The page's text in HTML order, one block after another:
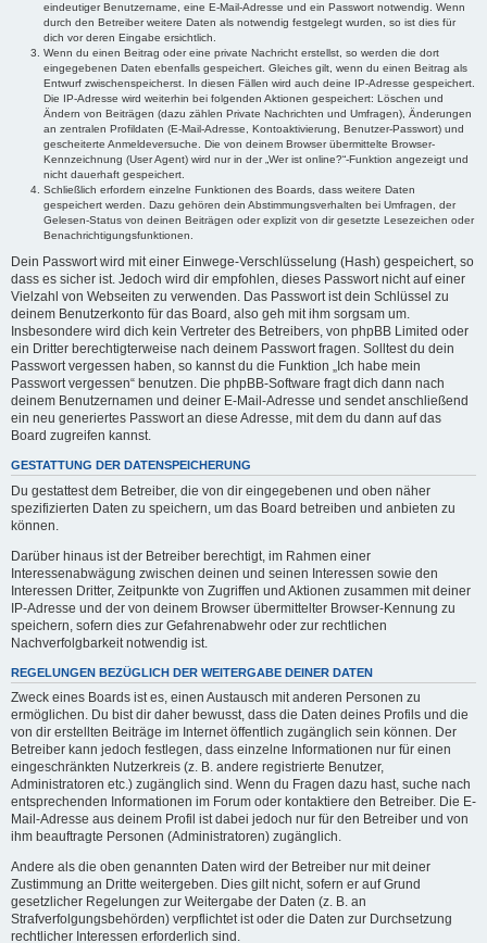
eindeutiger Benutzername, eine E-Mail-Adresse und ein Passwort notwendig. Wenn
durch den Betreiber weitere Daten als notwendig festgelegt wurden, so ist dies für
dich vor deren Eingabe ersichtlich.
Wenn du einen Beitrag oder eine private Nachricht erstellst, so werden die dort
eingegebenen Daten ebenfalls gespeichert. Gleiches gilt, wenn du einen Beitrag als
Entwurf zwischenspeicherst. In diesen Fällen wird auch deine IP-Adresse gespeichert.
Die IP-Adresse wird weiterhin bei folgenden Aktionen gespeichert: Löschen und
Ändern von Beiträgen (dazu zählen Private Nachrichten und Umfragen), Änderungen
an zentralen Profildaten (E-Mail-Adresse, Kontoaktivierung, Benutzer-Passwort) und
gescheiterte Anmeldeversuche. Die von deinem Browser übermittelte Browser-
Kennzeichnung (User Agent) wird nur in der „Wer ist online?“-Funktion angezeigt und
nicht dauerhaft gespeichert.
Schließlich erfordern einzelne Funktionen des Boards, dass weitere Daten
gespeichert werden. Dazu gehören dein Abstimmungsverhalten bei Umfragen, der
Gelesen-Status von deinen Beiträgen oder explizit von dir gesetzte Lesezeichen oder
Benachrichtigungsfunktionen.
Dein Passwort wird mit einer Einwege-Verschlüsselung (Hash) gespeichert, so
dass es sicher ist. Jedoch wird dir empfohlen, dieses Passwort nicht auf einer
Vielzahl von Webseiten zu verwenden. Das Passwort ist dein Schlüssel zu
deinem Benutzerkonto für das Board, also geh mit ihm sorgsam um.
Insbesondere wird dich kein Vertreter des Betreibers, von phpBB Limited oder
ein Dritter berechtigterweise nach deinem Passwort fragen. Solltest du dein
Passwort vergessen haben, so kannst du die Funktion „Ich habe mein
Passwort vergessen“ benutzen. Die phpBB-Software fragt dich dann nach
deinem Benutzernamen und deiner E-Mail-Adresse und sendet anschließend
ein neu generiertes Passwort an diese Adresse, mit dem du dann auf das
Board zugreifen kannst.
GESTATTUNG DER DATENSPEICHERUNG
Du gestattest dem Betreiber, die von dir eingegebenen und oben näher
spezifizierten Daten zu speichern, um das Board betreiben und anbieten zu
können.
Darüber hinaus ist der Betreiber berechtigt, im Rahmen einer
Interessenabwägung zwischen deinen und seinen Interessen sowie den
Interessen Dritter, Zeitpunkte von Zugriffen und Aktionen zusammen mit deiner
IP-Adresse und der von deinem Browser übermittelter Browser-Kennung zu
speichern, sofern dies zur Gefahrenabwehr oder zur rechtlichen
Nachverfolgbarkeit notwendig ist.
REGELUNGEN BEZÜGLICH DER WEITERGABE DEINER DATEN
Zweck eines Boards ist es, einen Austausch mit anderen Personen zu
ermöglichen. Du bist dir daher bewusst, dass die Daten deines Profils und die
von dir erstellten Beiträge im Internet öffentlich zugänglich sein können. Der
Betreiber kann jedoch festlegen, dass einzelne Informationen nur für einen
eingeschränkten Nutzerkreis (z. B. andere registrierte Benutzer,
Administratoren etc.) zugänglich sind. Wenn du Fragen dazu hast, suche nach
entsprechenden Informationen im Forum oder kontaktiere den Betreiber. Die E-
Mail-Adresse aus deinem Profil ist dabei jedoch nur für den Betreiber und von
ihm beauftragte Personen (Administratoren) zugänglich.
Andere als die oben genannten Daten wird der Betreiber nur mit deiner
Zustimmung an Dritte weitergeben. Dies gilt nicht, sofern er auf Grund
gesetzlicher Regelungen zur Weitergabe der Daten (z. B. an
Strafverfolgungsbehörden) verpflichtet ist oder die Daten zur Durchsetzung
rechtlicher Interessen erforderlich sind.